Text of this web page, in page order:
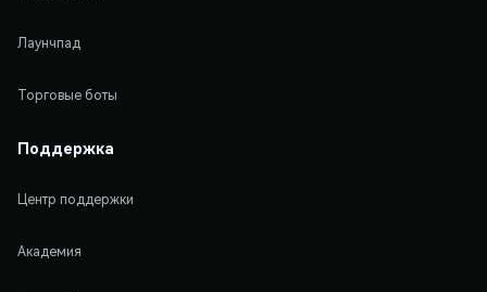
Лаунчпад
Торговые боты
Поддержка
Центр поддержки
Академия